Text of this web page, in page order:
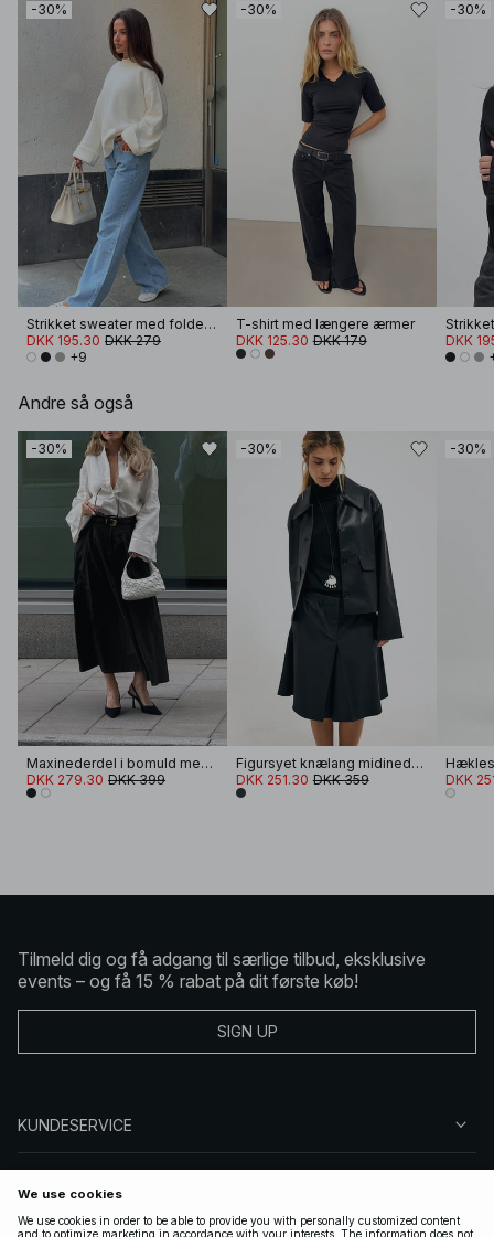
-30%
Strikket sweater med foldet ærme
DKK 195.30 DKK 279
+9
-30%
T-shirt med længere ærmer
DKK 125.30 DKK 179
-30%
DKK
Andre så også
-30%
Maxinederdel i bomuld med bæltestrop
DKK 279.30 DKK 399
-30%
Figursyet knælang midinederdel
DKK 251.30 DKK 359
-30%
DKK
Tilmeld dig og få adgang til særlige tilbud, eksklusive
events – og få 15 % rabat på dit første køb!
SIGN UP
KUNDESERVICE